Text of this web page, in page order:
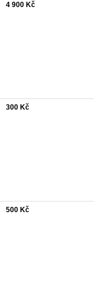
4 900 Kč
300 Kč
500 Kč